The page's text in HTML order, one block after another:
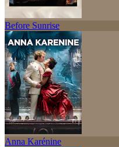
Before Sunrise
Anna Karénine